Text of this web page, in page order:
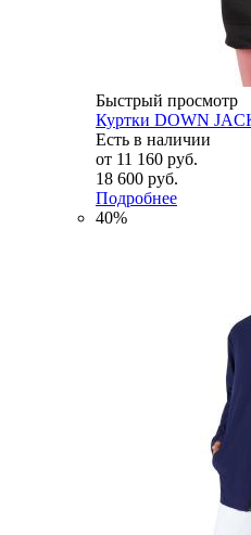
Быстрый просмотр
Куртки DOWN
Есть в наличии
от 11 160 руб.
18 600 руб.
Подробнее
40%